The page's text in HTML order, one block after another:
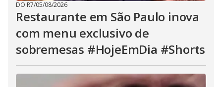
DO R7/05/08/2026
Restaurante em São Paulo inova
com menu exclusivo de
sobremesas #HojeEmDia #Shorts